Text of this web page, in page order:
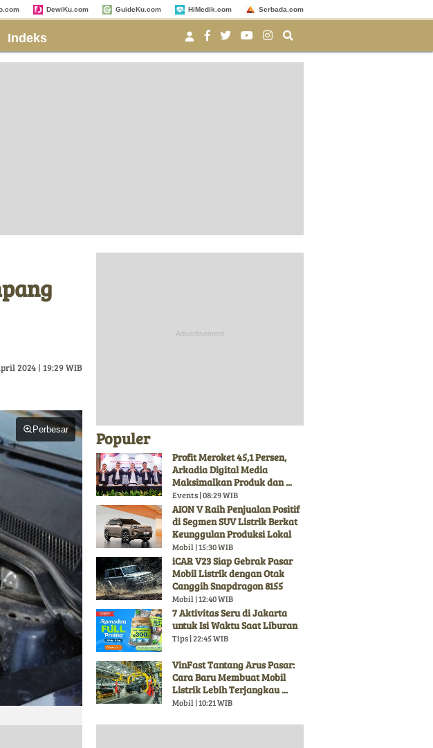
DewiKu.com GuideKu.com HiMedik.com Serbada.com
Indeks
2024 | 19:29 WIB
Perbesar Populer
Profit Meroket 45,1 Persen,
Arkadia Digital Media
Maksimalkan Produk dan ...
Events | 08:29 WIB
AION V Raih Penjualan Positif
di Segmen SUV Listrik Berkat
Keunggulan Produksi Lokal
Mobil | 15:30 WIB
iCAR V23 Siap Gebrak Pasar
Mobil Listrik dengan Otak
Canggih Snapdragon 8155
Mobil | 12:40 WIB
7 Aktivitas Seru di Jakarta
untuk Isi Waktu Saat Liburan
Tips | 22:45 WIB
VinFast Tantang Arus Pasar:
Cara Baru Membuat Mobil
Listrik Lebih Terjangkau ...
Mobil | 10:21 WIB